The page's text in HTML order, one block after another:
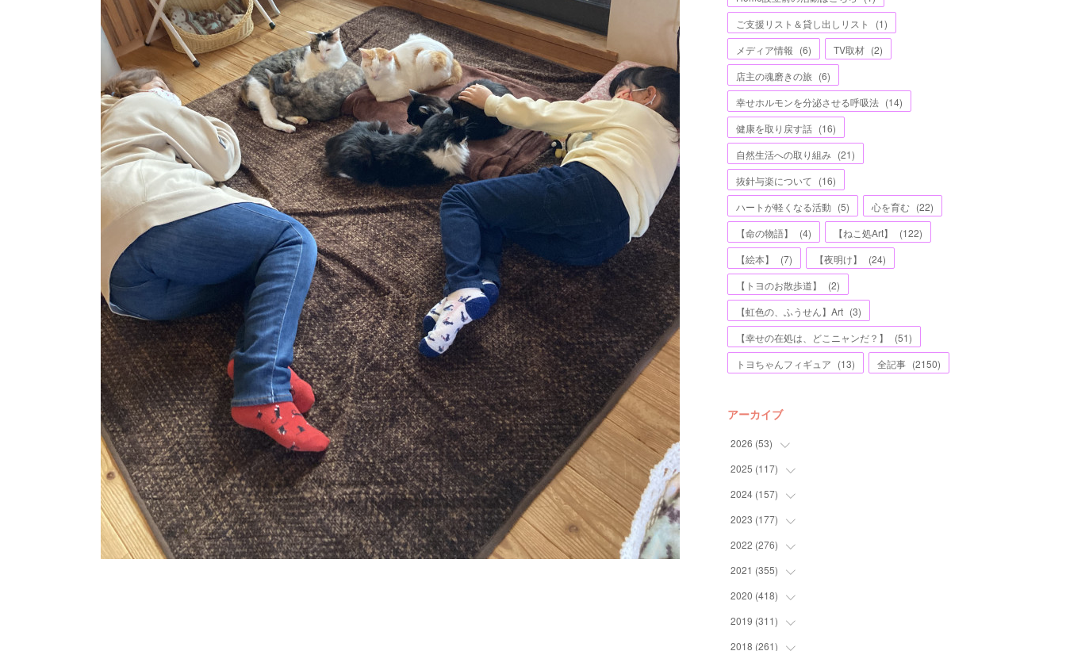
ご支援リスト＆貸し出しリスト
(1)
メディア情報 (6) TV取材 (2)
店主の魂磨きの旅 (6)
幸せホルモンを分泌させる呼吸法 (14)
健康を取り戻す話 (16)
自然生活への取り組み (21)
抜針与楽について (16)
ハートが軽くなる活動 (5) 心を育む (22)
【命の物語】
(4) 【ねこ処Art】 (122)
【絵本】
(7) 【夜明け】 (24)
【トヨのお散歩道】
(2)
【虹色の、ふうせん】Art (3)
【幸せの在処は、どこニャンだ？】
(51)
トヨちゃんフィギュア (13) 全記事 (2150)
アーカイブ
2026 (53)
(1)
(5)
(7)
(11
(8)
(6)
(8)
( 7)
2025 (117)
(11
(12
(12
(13
(6)
(5)
(3)
2024 (157)
(13
(13
(10
(13
(11
(11
2023 (177)
(20
(10
(11
(13
(15
2022 (276)
(17
(16
(21
(21
2021 (355)
(19
(12
(16
2020 (418)
(44
(59
2019 (311)
(25
2018 (261)